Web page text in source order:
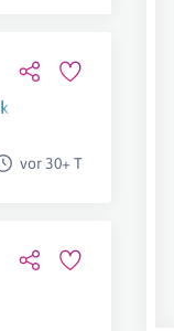
(Simmering)
vor 30+ T